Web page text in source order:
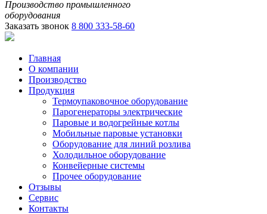
Производство промышленного
оборудования
Заказать звонок 8 800 333-58-60
Главная
О компании
Производство
Продукция
Термоупаковочное оборудование
Парогенераторы электрические
Паровые и водогрейные котлы
Мобильные паровые установки
Оборудование для линий розлива
Холодильное оборудование
Конвейерные системы
Прочее оборудование
Отзывы
Сервис
Контакты